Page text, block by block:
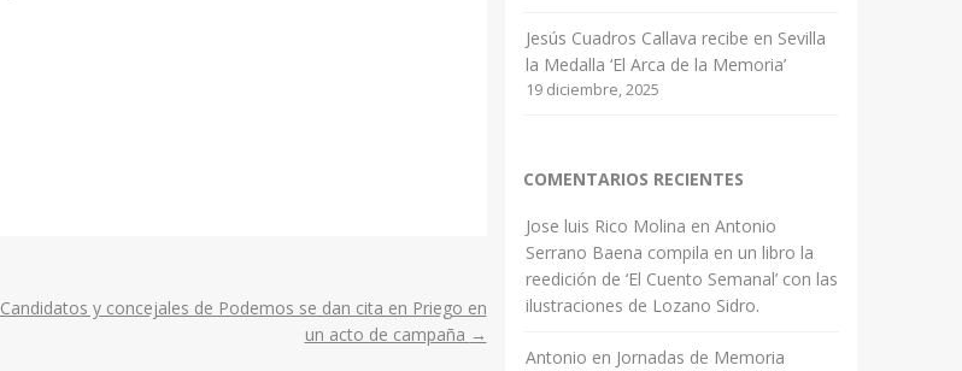
Candidatos y concejales de Podemos se dan cita en Priego en
un acto de campaña →
Jesús Cuadros Callava recibe en Sevilla
la Medalla ‘El Arca de la Memoria’
19 diciembre, 2025
COMENTARIOS RECIENTES
Jose luis Rico Molina en Antonio
Serrano Baena compila en un libro la
reedición de ‘El Cuento Semanal’ con las
ilustraciones de Lozano Sidro.
Antonio en Jornadas de Memoria